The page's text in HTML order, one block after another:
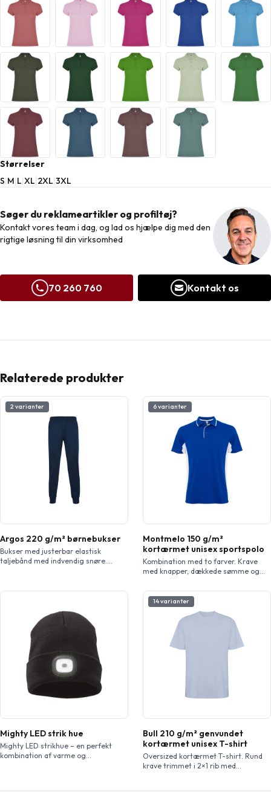
Størrelser
S|M|L|XL|2XL|3XL
Søger du reklameartikler og profiltøj?
Kontakt vores team i dag, og lad os hjælpe dig med den
rigtige løsning til din virksomhed
70 260 760 Kontakt os
Relaterede produkter
2 varianter
Argos 220 g/m² børnebukser
Bukser med justerbar elastisk
taljebånd med indvendig snøre.
etiket.
6 varianter
Montmelo 150 g/m²
kortærmet unisex sportspolo
Kombination med to farver. Krave
med knapper, dækkede sømme og
Nemt at vaske og let at tørre teknisk,
åndbart stof. Aftagelig etiket.
Mighty LED strik hue
Mighty LED strikhue – en perfekt
kombination af varme og
14 varianter
Bull 210 g/m² genvundet
kortærmet unisex T-shirt
Oversized kortærmet T-shirt. Rund
krave trimmet i 2×1 rib med